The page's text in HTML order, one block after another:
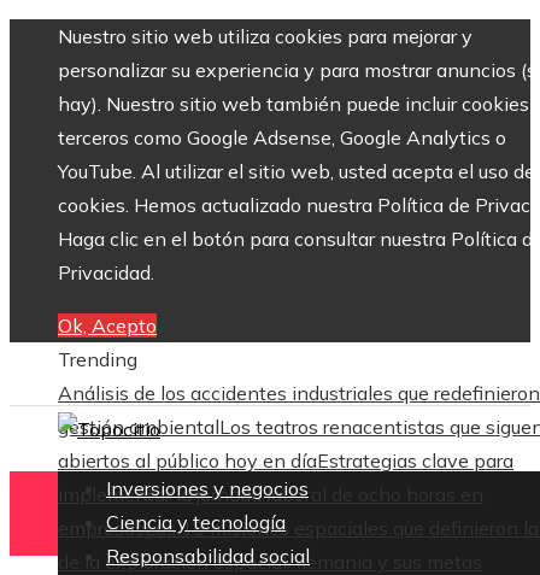
Nuestro sitio web utiliza cookies para mejorar y
personalizar su experiencia y para mostrar anuncios
hay). Nuestro sitio web también puede incluir cookies
terceros como Google Adsense, Google Analytics o
YouTube. Al utilizar el sitio web, usted acepta el uso de
cookies. Hemos actualizado nuestra Política de
Haga clic en el botón para consultar nuestra Política
Privacidad.
Ok, Acepto
Trending
Análisis de los accidentes industriales que
gestión ambientalLos teatros renacentistas que
abiertos al público hoy en díaEstrategias clave para
implementar la jornada laboral de ocho horas en
empresasLas 15 misiones espaciales que definieron
de la exploración espacialAlemania y sus metas
Inversiones y negocios
Ciencia y tecnología
Responsabilidad social